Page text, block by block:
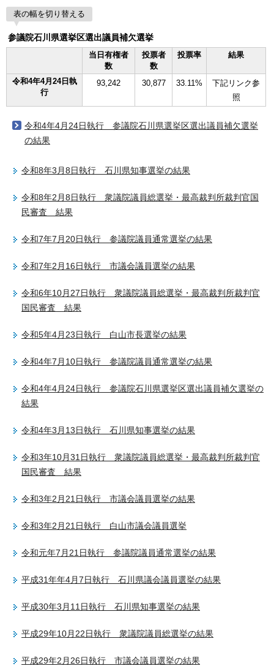
表の幅を切り替える
参議院石川県選挙区選出議員補欠選挙
当日有権者
数
投票者
数
投票率 結果
令和4年4月24日執
行
93,242 30,877 33.11%
下記リンク参
照
令和4年4月24日執行 参議院石川県選挙区選出議員補欠選挙
の結果
令和8年3月8日執行 石川県知事選挙の結果
令和8年2月8日執行 衆議院議員総選挙・最高裁判所裁判官国
民審査 結果
令和7年7月20日執行 参議院議員通常選挙の結果
令和7年2月16日執行 市議会議員選挙の結果
令和6年10月27日執行 衆議院議員総選挙・最高裁判所裁判官
国民審査 結果
令和5年4月23日執行 白山市長選挙の結果
令和4年7月10日執行 参議院議員通常選挙の結果
令和4年4月24日執行 参議院石川県選挙区選出議員補欠選挙の
結果
令和4年3月13日執行 石川県知事選挙の結果
令和3年10月31日執行 衆議院議員総選挙・最高裁判所裁判官
国民審査 結果
令和3年2月21日執行 市議会議員選挙の結果
令和3年2月21日執行 白山市議会議員選挙
令和元年7月21日執行 参議院議員通常選挙の結果
平成31年年4月7日執行 石川県議会議員選挙の結果
平成30年3月11日執行 石川県知事選挙の結果
平成29年10月22日執行 衆議院議員総選挙の結果
平成29年2月26日執行 市議会議員選挙の結果